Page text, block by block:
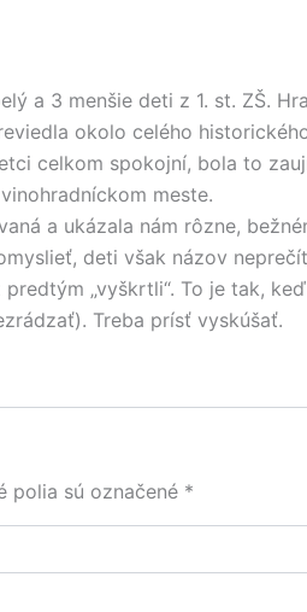
a 3 menšie deti z 1. st. ZŠ.
okolo celého
celkom spokojní, bola to
meste.
a ukázala nám rôzne,
deti však názov
„vyškrtli“. To je tak,
Treba prísť vyskúšať.
polia sú označené *